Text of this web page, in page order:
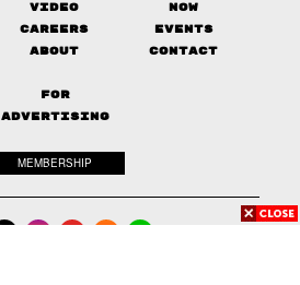
Video
Now
Careers
Events
About Contact
FOR
ADVERTISING
MEMBERSHIP